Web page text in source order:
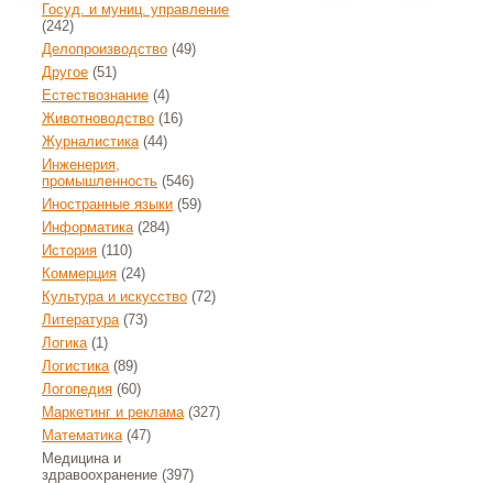
Госуд. и муниц. управление
(242)
Делопроизводство (49)
Другое (51)
Естествознание (4)
Животноводство (16)
Журналистика(44)
Инженерия,
промышленность (546)
Иностранные языки (59)
Информатика(284)
История (110)
Коммерция (24)
Культура и искусство (72)
Литература(73)
Логика(1)
Логистика(89)
Логопедия (60)
Маркетинг и реклама(327)
Математика(47)
Медицина и
здравоохранение (397)